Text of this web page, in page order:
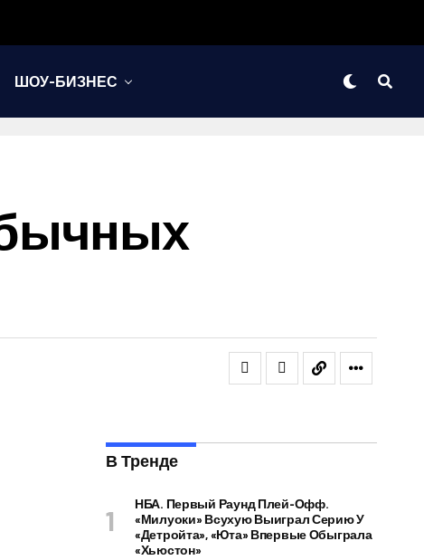
ШОУ-БИЗНЕС
В Тренде
НБА. Первый Раунд Плей-Офф.
«Милуоки» Всухую Выиграл Серию У
«Детройта», «Юта» Впервые Обыграла
«Хьюстон»